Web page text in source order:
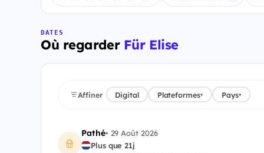
DATES
Où regarder Für Elise
Affiner Digital Plateformes▾ Pays▾
Pathé• 29 Août 2026
Plus que 21j